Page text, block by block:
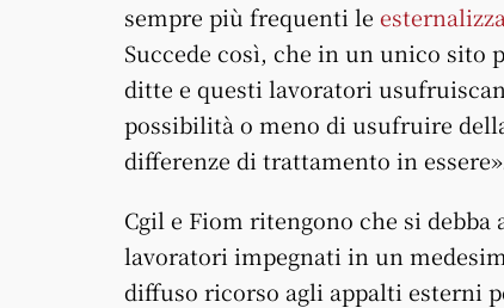
sempre più frequenti le
Succede così, che in un unico
ditte e questi lavoratori
possibilità o meno di usufruire
differenze di trattamento in
Cgil e Fiom ritengono che si
lavoratori impegnati in un
diffuso ricorso agli appalti esterni